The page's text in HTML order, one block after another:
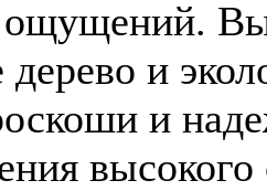
дерево и
и
высокого